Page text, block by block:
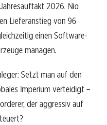
2026. Nio
Lieferanstieg von 96
einen Software-
managen.
Setzt man auf den
Imperium verteidigt –
der aggressiv auf